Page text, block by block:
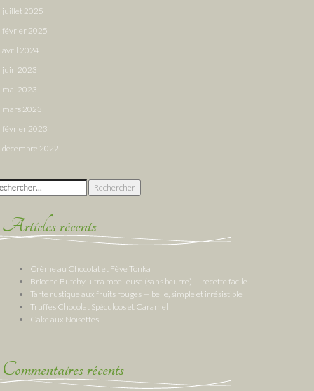
juillet 2025
février 2025
avril 2024
juin 2023
mai 2023
mars 2023
février 2023
décembre 2022
:
Articles récents
Crème au Chocolat et Fève Tonka
Brioche Butchy ultra moelleuse (sans beurre) — recette facile
Tarte rustique aux fruits rouges — belle, simple et irrésistible
Truffes Chocolat Spéculoos et Caramel
Cake aux Noisettes
Commentaires récents